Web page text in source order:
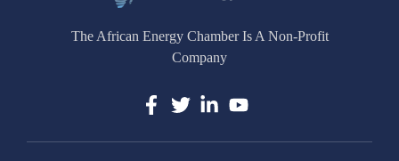
The African Energy Chamber Is A Non-Profit
Company